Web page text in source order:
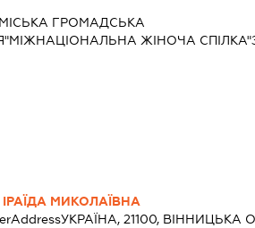
ГРОМАДСЬКА
ЖІНОЧА
МИКОЛАЇВНА
УКРАЇНА, 21100, ВІННИЦЬКА